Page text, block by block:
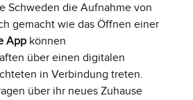
Schweden die Aufnahme von
gemacht wie das Öffnen einer
App können
über einen digitalen
in Verbindung treten.
über ihr neues Zuhause